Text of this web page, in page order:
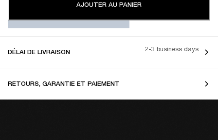
AJOUTER AU PANIER
DÉLAI DE LIVRAISON 2-3 business days
RETOURS, GARANTIE ET PAIEMENT